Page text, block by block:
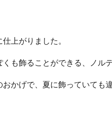
上がりました。
も飾ることができる、ノル
かげで、夏に飾っていても